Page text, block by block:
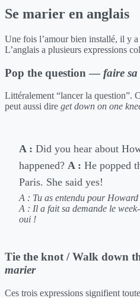
Se marier en anglais
Une fois l’amour bien installé, il y
L’anglais a plusieurs expressions
Pop the question — faire
Littéralement “lancer la question”.
peut aussi dire get down on one
A : Did you hear about
happened? A : He popped
Paris. She said yes!
A : Tu as entendu pour Howard
A : Il a fait sa demande le
oui !
Tie the knot / Walk down
marier
Ces trois expressions signifient